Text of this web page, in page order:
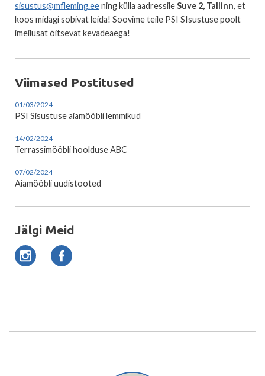
sisustus@mfleming.eening külla aadressileSuve 2, Tallinn, et
koos midagi sobivat leida! Soovime teile PSI SIsustuse poolt
imeilusat õitsevat kevadeaega!
Viimased Postitused
01/03/2024
PSI Sisustuse aiamööbli lemmikud
14/02/2024
Terrassimööbli hoolduse ABC
07/02/2024
Aiamööbli uudistooted
Jälgi Meid